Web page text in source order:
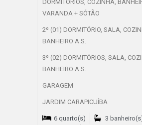
DORMITÓRIOS, COZINHA,
VARANDA + SÓTÃO
2º (01) DORMITÓRIO, SALA,
BANHEIRO A.S.
3º (02) DORMITÓRIOS, SALA,
BANHEIRO A.S.
GARAGEM
JARDIM CARAPICUÍBA
6 quarto(s)
3